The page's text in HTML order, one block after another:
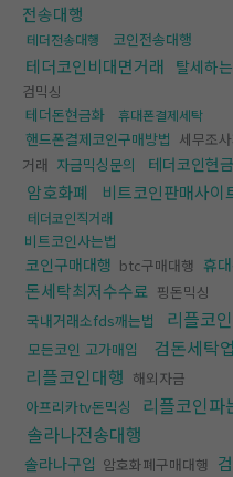
전송대행
테더전송대행 코인전송대행
테더코인비대면거래 탈세하
검믹싱
테더돈현금화
휴대폰결제세탁
핸드폰결제코인구매방법 세무조
거래 자금믹싱문의 테더코인현
암호화폐 비트코인판매사이
테더코인직거래
비트코인사는법
코인구매대행 btc구매대행 휴
돈세탁최저수수료 핑돈믹싱
국내거래소fds깨는법
리플코
모든코인 고가매입 검돈세탁
리플코인대행 해외자금
아프리카tv돈믹싱
리플코인파
솔라나전송대행
솔라나구입 암호화폐구매대행